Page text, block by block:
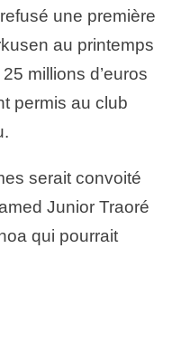
une première
au printemps
millions d’euros
permis au club
serait convoité
Junior Traoré
qui pourrait